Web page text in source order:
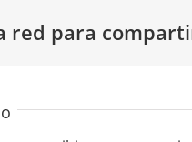
red para